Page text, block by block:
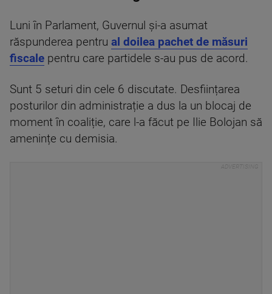
Luni în Parlament, Guvernul și-a asumat
răspunderea pentru al doilea pachet de măsuri
fiscale pentru care partidele s-au pus de acord.
Sunt 5 seturi din cele 6 discutate. Desființarea
posturilor din administrație a dus la un blocaj de
moment în coaliție, care l-a făcut pe Ilie Bolojan să
amenințe cu demisia.